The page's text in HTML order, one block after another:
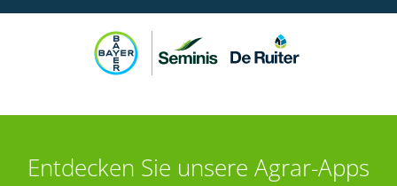
Entdecken Sie unsere Agrar-Apps